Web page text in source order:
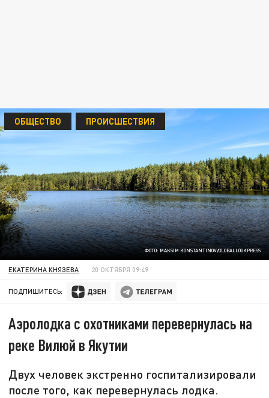
ФОТО: MAKSIM KONSTANTINOV/GLOBALLOOKPRESS
ОБЩЕСТВО ПРОИСШЕСТВИЯ
ЕКАТЕРИНА КНЯЗЕВА 20 ОКТЯБРЯ 09:49
ПОДПИШИТЕСЬ:
Аэролодка с охотниками перевернулась на
реке Вилюй в Якутии
Двух человек экстренно госпитализировали
после того, как перевернулась лодка.